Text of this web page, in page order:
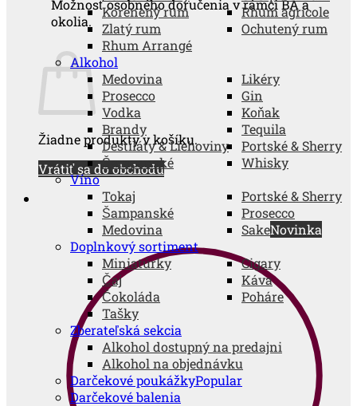
Možnosť osobného doručenia v rámci BA a
okolia.
Žiadne produkty v košíku.
Vrátiť sa do obchodu
Korenený rum
Rhum agricole
Zlatý rum
Ochutený rum
Rhum Arrangé
Alkohol
Medovina
Likéry
Prosecco
Gin
Vodka
Koňak
Brandy
Tequila
Destiláty & Liehoviny
Portské & Sherry
Šampanské
Whisky
Víno
Tokaj
Portské & Sherry
Šampanské
Prosecco
Medovina
Sake
Doplnkový sortiment
Miniatúrky
Cigary
Čaj
Káva
Čokoláda
Poháre
Tašky
Zberateľská sekcia
Alkohol dostupný na predajni
Alkohol na objednávku
Darčekové poukážky
Darčekové balenia